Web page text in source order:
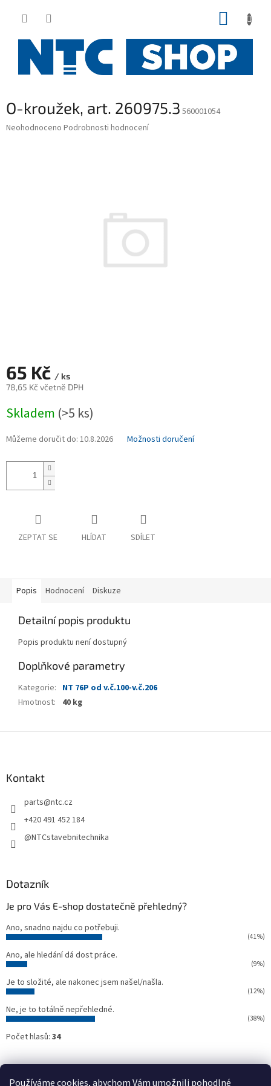
Používáme cookies, abychom Vám umožnili pohodlné
O-kroužek, art. 260975.3 560001054
Průměrné
Neohodnoceno Podrobnosti hodnocení
65 Kč / ks
78,65 Kč včetně DPH
cena:
Skladem (>5 ks)
Můžeme doručit do: 10.8.2026 Možnosti doručení
ZEPTAT SE HLÍDAT SDÍLET
Popis Hodnocení Diskuze
Detailní popis produktu
Popis produktu není dostupný
Doplňkové parametry
Kategorie: NT 76P od v.č.100-v.č.206
Hmotnost: 40 kg
Kontakt
parts@ntc.cz
+420 491 452 184
@NTCstavebnitechnika
Dotazník
Je pro Vás E-shop dostatečně přehledný?
Ano, snadno najdu co potřebuji.
(41%)
Ano, ale hledání dá dost práce.
(9%)
Je to složité, ale nakonec jsem našel/našla.
(12%)
Ne, je to totálně nepřehledné.
(38%)
Počet hlasů: 34